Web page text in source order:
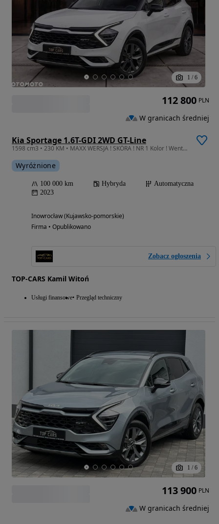
1 / 6
Kia Sportage 1.6T-GDI 2WD GT-Line
1598 cm3 • 230 KM • MAXX WERSJA ! SKÓRA ! NR 1 Kolor ! Wentyle ! Kamera 360 ! Maxx
Wyróżnione
100 000 km Hybryda
Automatyczna
2023
Inowrocław (Kujawsko-pomorskie)
Firma • Opublikowano
Zobacz ogłoszenia
TOP-CARS Kamil Witoń
Usługi finansowe Przegląd techniczny
112 800 PLN
W granicach średniej
1 / 6
113 900 PLN
W granicach średniej